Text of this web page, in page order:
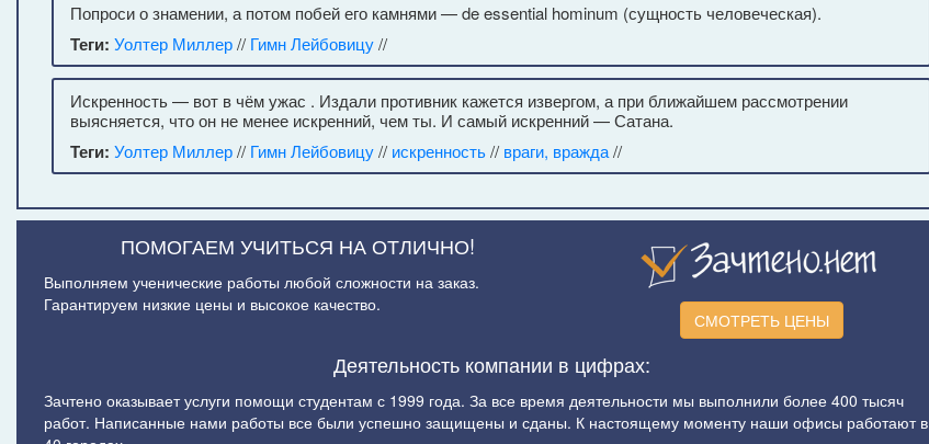
Попроси о знамении, а потом побей его камнями — de essential hominum (сущность человеческая).
Теги: Уолтер Миллер// Гимн Лейбовицу//
Искренность — вот в чём ужас . Издали противник кажется извергом, а при ближайшем рассмотрении
выясняется, что он не менее искренний, чем ты. И самый искренний — Сатана.
Теги: Уолтер Миллер// Гимн Лейбовицу// искренность// враги, вражда//
ПОМОГАЕМ УЧИТЬСЯ НА ОТЛИЧНО!
Выполняем ученические работы любой сложности на заказ.
Гарантируем низкие цены и высокое качество.
СМОТРЕТЬ ЦЕНЫ
Деятельность компании в цифрах:
Зачтено оказывает услуги помощи студентам с 1999 года. За все время деятельности мы выполнили более 400 тысяч
работ. Написанные нами работы все были успешно защищены и сданы. К настоящему моменту наши офисы работают в